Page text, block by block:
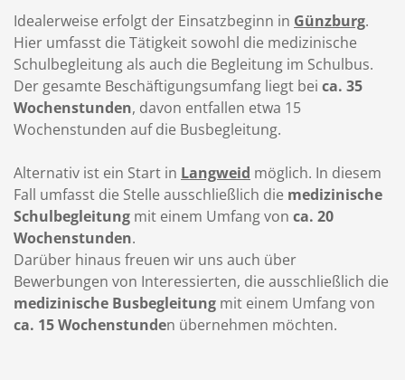
Idealerweise erfolgt der Einsatzbeginn in Günzburg.
Hier umfasst die Tätigkeit sowohl die medizinische
Schulbegleitung als auch die Begleitung im Schulbus.
Der gesamte Beschäftigungsumfang liegt bei ca. 35
Wochenstunden, davon entfallen etwa 15
Wochenstunden auf die Busbegleitung.
Alternativ ist ein Start in Langweid möglich. In diesem
Fall umfasst die Stelle ausschließlich die medizinische
Schulbegleitung mit einem Umfang von ca. 20
Wochenstunden.
Darüber hinaus freuen wir uns auch über
Bewerbungen von Interessierten, die ausschließlich die
medizinische Busbegleitung mit einem Umfang von
ca. 15 Wochenstunden übernehmen möchten.